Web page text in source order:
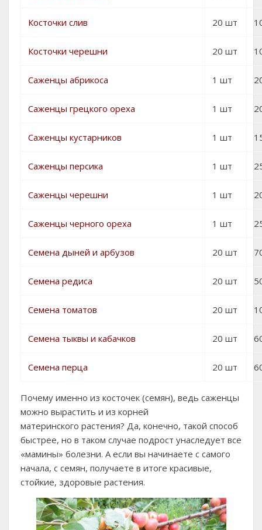
Косточки слив 20 шт
Косточки черешни 20 шт
Саженцы абрикоса 1 шт
Саженцы грецкого ореха 1 шт
Саженцы кустарников 1 шт
Саженцы персика 1 шт
Саженцы черешни 1 шт
Саженцы черного ореха 1 шт
Семена дыней и арбузов 20 шт
Семена редиса 20 шт
Семена томатов 20 шт
Семена тыквы и кабачков 20 шт
Семена перца 20 шт
Почему именно из косточек (семян), ведь саженцы
можно вырастить и из корней
материнского растения? Да, конечно, такой способ
быстрее, но в таком случае подрост унаследует все
«мамины» болезни. А если вы начинаете с самого
начала, с семян, получаете в итоге красивые,
стойкие, здоровые растения.